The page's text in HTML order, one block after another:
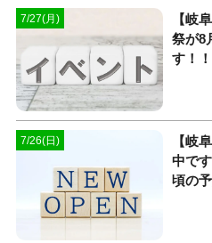
7/27(月)
【岐
祭が8
す！！
7/26(日)
【岐
中で
頃の